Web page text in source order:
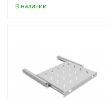
В наличии